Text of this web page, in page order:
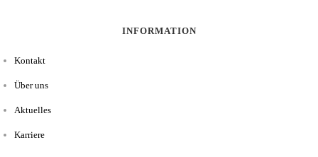
INFORMATION
Kontakt
Über uns
Aktuelles
Karriere